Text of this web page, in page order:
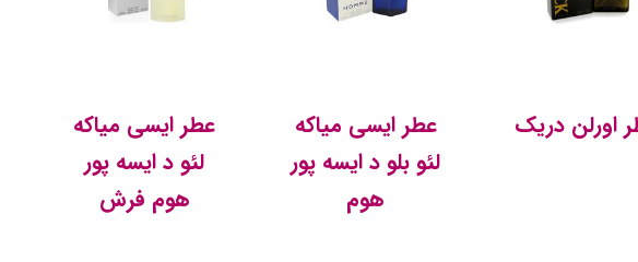
اورلن دریک
عطر ایسی میاکه
لئو بلو د ایسه پور
هوم
عطر ایسی میاکه
لئو د ایسه پور
هوم فرش